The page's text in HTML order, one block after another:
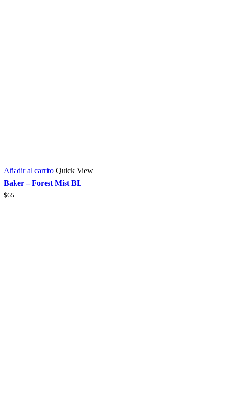
Añadir al carrito Quick View
Baker – Forest Mist BL
$65